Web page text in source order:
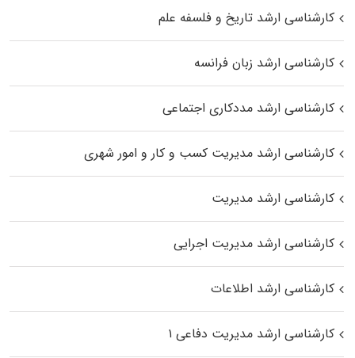
کارشناسی ارشد تاریخ و فلسفه علم
کارشناسی ارشد زبان فرانسه
کارشناسی ارشد مددکاری اجتماعی
کارشناسی ارشد مدیریت کسب و کار و امور شهری
کارشناسی ارشد مدیریت
کارشناسی ارشد مدیریت اجرایی
کارشناسی ارشد اطلاعات
کارشناسی ارشد مدیریت دفاعی ۱